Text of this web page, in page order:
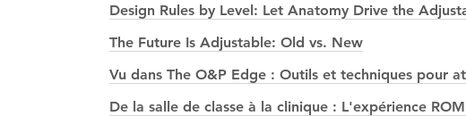
Design Rules by Level: Let Anatomy Drive the
The Future Is Adjustable: Old vs. New
Vu dans The O&P Edge : Outils et techniques pour
De la salle de classe à la clinique : L'expérience